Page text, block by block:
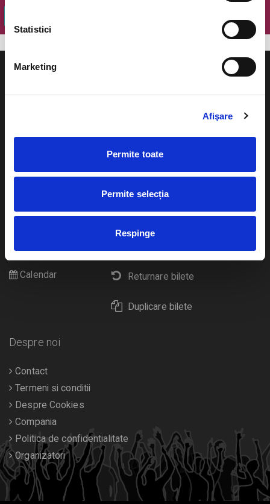
Statistici
Marketing
Afişare
Permite toate
Permite selecția
Respinge
Cum comand bilete?
eBilet printat acasa
Returnare bilete
Duplicare bilete
Pentru copii
Diverse
Calendar
Despre noi
Contact
Termeni si conditii
Despre Cookies
Compania
Politica de confidentialitate
Organizatori